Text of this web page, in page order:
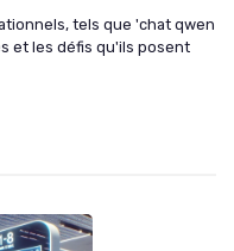
tels que 'chat qwen
et les défis qu'ils posent